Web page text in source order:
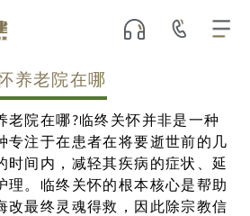
养老院在哪
老院在哪?临终关怀并非是一种
专注于在患者在将要逝世前的几
时间内，减轻其疾病的症状、延
理。临终关怀的根本核心是帮助
改最终灵魂得救，因此除宗教信